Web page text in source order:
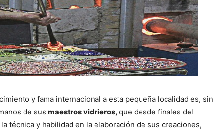
y fama internacional a esta pequeña localidad es, sin
de sus maestros vidrieros, que desde finales del
técnica y habilidad en la elaboración de sus creaciones,